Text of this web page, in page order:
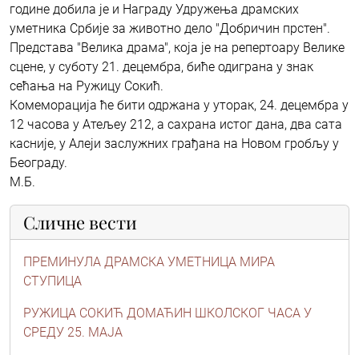
године добила је и Награду Удружења драмских
уметника Србије за животно дело "Добричин прстен".
Представа "Велика драма", која је на репертоару Велике
сцене, у суботу 21. децембра, биће одиграна у знак
сећања на Ружицу Сокић.
Комеморација ће бити одржана у уторак, 24. децембра у
12 часова у Атељеу 212, а сахрана истог дана, два сата
касније, у Алеји заслужних грађана на Новом гробљу у
Београду.
М.Б.
Сличне вести
ПРЕМИНУЛА ДРАМСКА УМЕТНИЦА МИРА
СТУПИЦА
РУЖИЦА СОКИЋ ДОМАЋИН ШКОЛСКОГ ЧАСА У
СРЕДУ 25. МАЈА